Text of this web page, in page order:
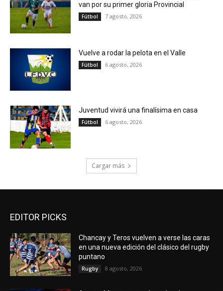
van por su primer gloria Provincial
Fútbol 7 agosto, 2026
Vuelve a rodar la pelota en el Valle
Fútbol 6 agosto, 2026
Juventud vivirá una finalísima en casa
Fútbol 6 agosto, 2026
Cargar más
EDITOR PICKS
Chancay y Teros vuelven a verse las caras
en una nueva edición del clásico del rugby
puntano
Rugby 8 agosto, 2026